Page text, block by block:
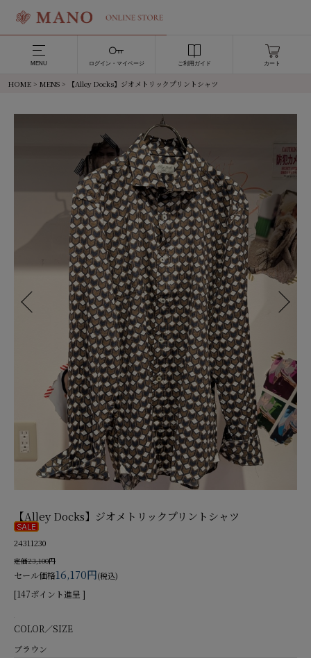
MENU ログイン・マイページ ご利用ガイド カート
HOME > MENS > 【Alley Docks】ジオメトリックプリントシャツ
【Alley Docks】ジオメトリックプリントシャツ
24311230
定価23,100円
セール価格16,170円(税込)
[147ポイント進呈 ]
COLOR／SIZE
ブラウン